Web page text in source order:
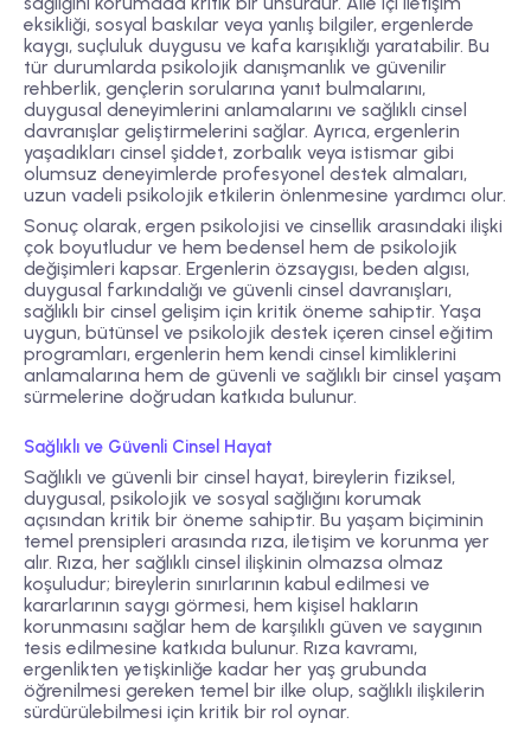
eksikliği, sosyal baskılar veya yanlış bilgiler, ergenlerde
kaygı, suçluluk duygusu ve kafa karışıklığı yaratabilir. Bu
tür durumlarda psikolojik danışmanlık ve güvenilir
rehberlik, gençlerin sorularına yanıt bulmalarını,
duygusal deneyimlerini anlamalarını ve sağlıklı cinsel
davranışlar geliştirmelerini sağlar. Ayrıca, ergenlerin
yaşadıkları cinsel şiddet, zorbalık veya istismar gibi
olumsuz deneyimlerde profesyonel destek almaları,
uzun vadeli psikolojik etkilerin önlenmesine yardımcı olur.
Sonuç olarak, ergen psikolojisi ve cinsellik arasındaki ilişki
çok boyutludur ve hem bedensel hem de psikolojik
değişimleri kapsar. Ergenlerin özsaygısı, beden algısı,
duygusal farkındalığı ve güvenli cinsel davranışları,
sağlıklı bir cinsel gelişim için kritik öneme sahiptir. Yaşa
uygun, bütünsel ve psikolojik destek içeren cinsel eğitim
programları, ergenlerin hem kendi cinsel kimliklerini
anlamalarına hem de güvenli ve sağlıklı bir cinsel yaşam
sürmelerine doğrudan katkıda bulunur.
Sağlıklı ve Güvenli Cinsel Hayat
Sağlıklı ve güvenli bir cinsel hayat, bireylerin fiziksel,
duygusal, psikolojik ve sosyal sağlığını korumak
açısından kritik bir öneme sahiptir. Bu yaşam biçiminin
temel prensipleri arasında rıza, iletişim ve korunma yer
alır. Rıza, her sağlıklı cinsel ilişkinin olmazsa olmaz
koşuludur; bireylerin sınırlarının kabul edilmesi ve
kararlarının saygı görmesi, hem kişisel hakların
korunmasını sağlar hem de karşılıklı güven ve saygının
tesis edilmesine katkıda bulunur. Rıza kavramı,
ergenlikten yetişkinliğe kadar her yaş grubunda
öğrenilmesi gereken temel bir ilke olup, sağlıklı ilişkilerin
sürdürülebilmesi için kritik bir rol oynar.